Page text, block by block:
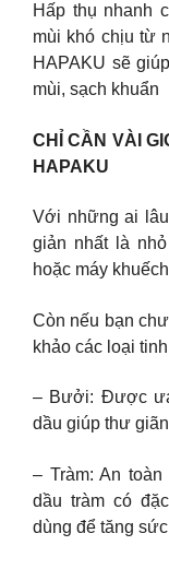
Hấp thụ nhanh
mùi khó chịu từ
HAPAKU sẽ
mùi, sạch khuẩn
CHỈ CẦN VÀI
HAPAKU
Với những ai
giản nhất là
hoặc máy
Còn nếu bạn
khảo các loại
– Bưởi: Được
dầu giúp thư
– Tràm: An
dầu tràm có
dùng để tăng